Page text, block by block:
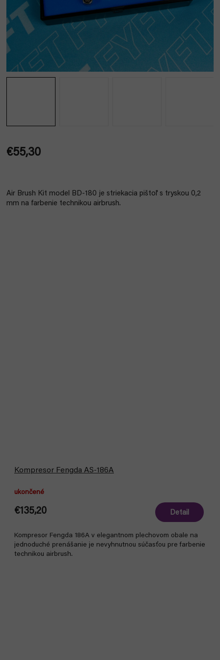
€55,30
Air Brush Kit model BD-180 je striekacia pištoľ s tryskou 0,2
mm na farbenie technikou airbrush.
Kompresor Fengda AS-186A
ukončené
€135,20 Detail
Kompresor Fengda 186A v elegantnom plechovom obale na
jednoduché prenášanie je nevyhnutnou súčasťou pre farbenie
technikou airbrush.